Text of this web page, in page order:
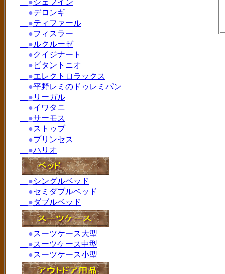
●シェフイン
●デロンギ
●ティファール
●フィスラー
●ルクルーゼ
●クイジナート
● ビタントニオ
●エレクトロラックス
●平野レミのドゥレミパン
● リーガル
●イワタニ
●サーモス
●ストゥブ
●プリンセス
●ハリオ
●シングルベッド
●セミダブルベッド
●ダブルベッド
●スーツケース大型
●スーツケース中型
●スーツケース小型